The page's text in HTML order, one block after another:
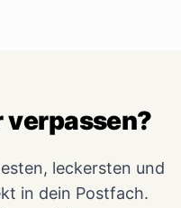
verpassen?
leckersten und
in dein Postfach.